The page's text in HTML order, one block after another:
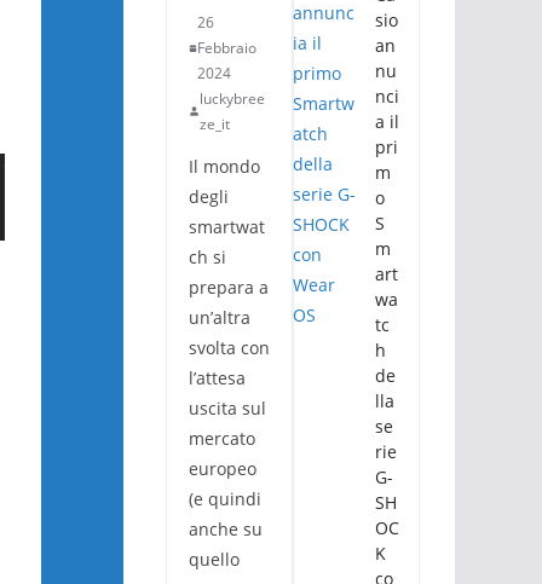
26
Febbraio
2024
luckybree
ze_it
Il mondo
degli
smartwat
ch si
prepara a
un’altra
svolta con
l’attesa
uscita sul
mercato
europeo
(e quindi
anche su
quello
sio
an
nu
nci
a il
pri
m
o
S
m
art
wa
tc
h
de
lla
se
rie
G-
SH
OC
K
co